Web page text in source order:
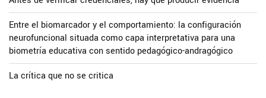
Entre el biomarcador y el comportamiento: la configuración
neurofuncional situada como capa interpretativa para una
biometría educativa con sentido pedagógico-andragógico
La crítica que no se critica